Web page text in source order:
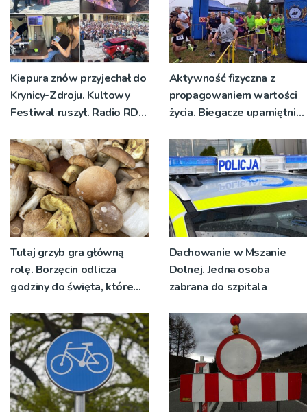
Kiepura znów przyjechał do
Krynicy-Zdroju. Kultowy
Festiwal ruszył. Radio RDN
żywo [ZDJĘCIA]
Aktywność fizyczna z
propagowaniem wartości
życia. Biegacze upamiętnili
Tutaj grzyb gra główną
rolę. Borzęcin odlicza
godziny do święta, które
pokoleń
Dachowanie w Mszanie
Dolnej. Jedna osoba
zabrana do szpitala